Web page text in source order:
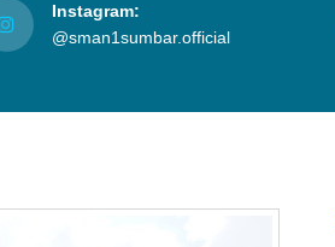
Instagram:
@sman1sumbar.official